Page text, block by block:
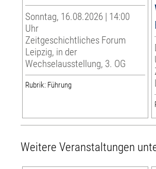
Sonntag, 16.08.2026 | 14:00
Uhr
Zeitgeschichtliches Forum
Leipzig, in der
Wechselausstellung, 3. OG
Rubrik: Führung
Weitere Veranstaltungen